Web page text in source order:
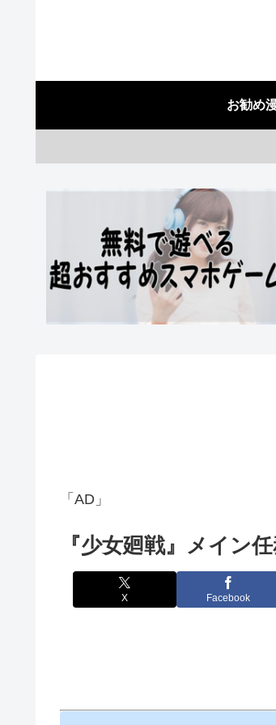
お勧め
「AD」
『少女廻戦』メイン
X Facebook